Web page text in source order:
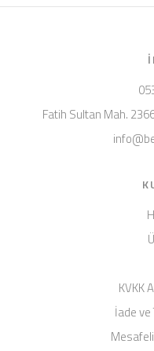
Fatih Sultan Mah.
KVKK
İade